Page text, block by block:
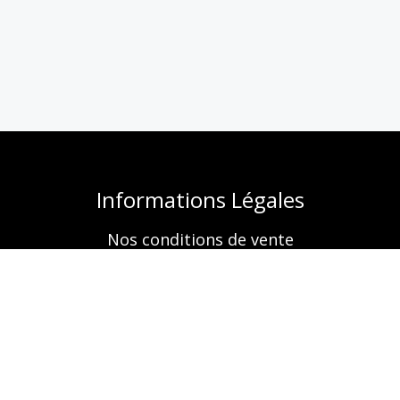
Informations Légales
Nos conditions de vente